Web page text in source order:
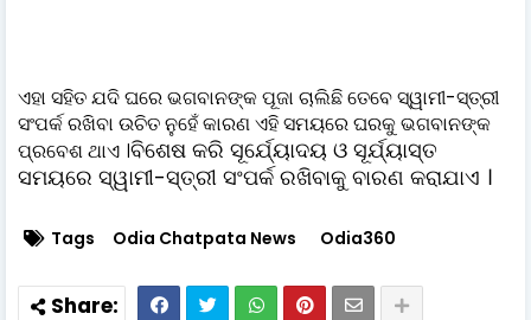
ଏହା ସହିତ ଯଦି ଘରେ ଭଗବାନଙ୍କ ପୂଜା ଚାଲିଛି ତେବେ ସ୍ୱାମୀ-ସ୍ତ୍ରୀ
ସଂପର୍କ ରଖିବା ଉଚିତ ନୁହେଁ କାରଣ ଏହି ସମୟରେ ଘରକୁ ଭଗବାନଙ୍କ
ପ୍ରବେଶ ଥାଏ ।ବିଶେଷ କରି ସୂର୍ଯ୍ୟୋଦୟ ଓ ସୂର୍ଯ୍ୟାସ୍ତ
ସମୟରେ ସ୍ୱାମୀ-ସ୍ତ୍ରୀ ସଂପର୍କ ରଖିବାକୁ ବାରଣ କରାଯାଏ ।
Tags Odia Chatpata News Odia360